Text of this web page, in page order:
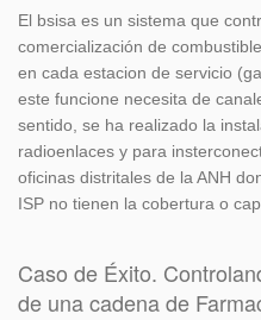
El bsisa es un sistema que
comercialización de
en cada estacion de servicio
este funcione necesita de
sentido, se ha realizado la
radioenlaces y para
oficinas distritales de la ANH
ISP no tienen la cobertura o
Caso de Éxito.
de una cadena de